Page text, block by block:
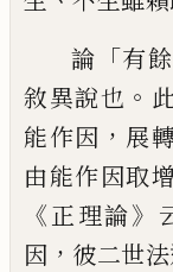
論 「有
敘異說也 。
能作因 ， 展
由能作因取
《正理論》
因 ， 彼二世